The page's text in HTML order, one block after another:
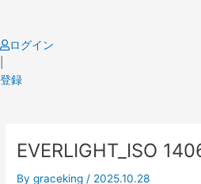
content
ログイン
登録
EVERLIGHT_ISO
Bygraceking / 2025.10.28
navigation